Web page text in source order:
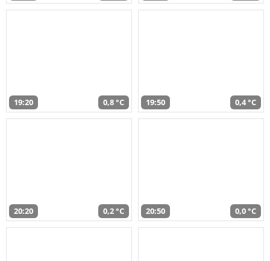
19:20 0,8 °C 19:50 0,4 °C
20:20 0,2 °C 20:50 0,0 °C